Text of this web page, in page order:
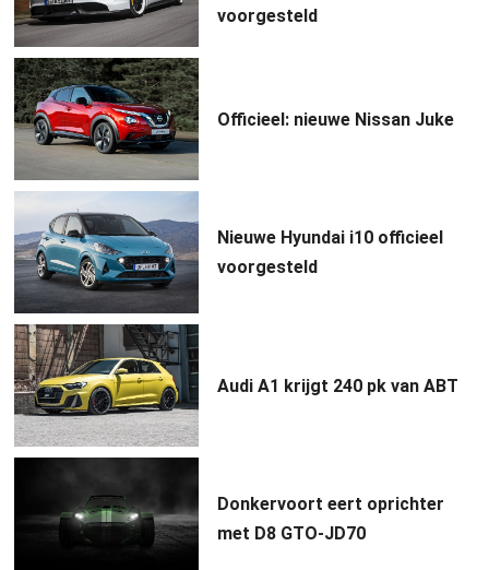
voorgesteld
Officieel: nieuwe Nissan Juke
Nieuwe Hyundai i10 officieel
voorgesteld
Audi A1 krijgt 240 pk van ABT
Donkervoort eert oprichter
met D8 GTO-JD70